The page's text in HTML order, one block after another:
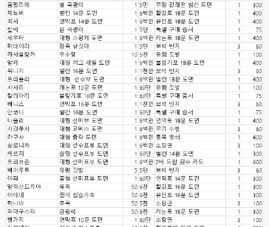
ㅋ
esils 00:14
그렇다고 코어랑 모듈 전부 마개조해버릴려니 난중 또 공식버전 올라오면 답
없을꺼같아서 ;;
esils 00:15
이제 정상동작이겟지 !
고게임77 00:15
오 정상 이네요!
비회원 00:16
ㅇ
esils 00:16
채팅치믄 바로 반영 정상 ㅋ
고게임77 00:17
접속자는 ip당 1명인가 보네요. 다른 브로우저로 접속해도 3명인거보면